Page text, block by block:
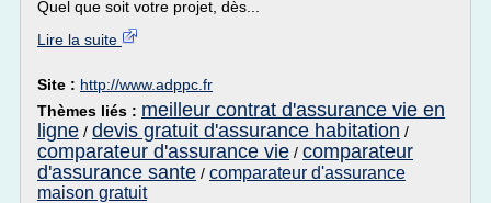
Quel que soit votre projet, dès...
Lire la suite
Site : http://www.adppc.fr
Thèmes liés : meilleur contrat d'assurance vie en
ligne / devis gratuit d'assurance habitation /
comparateur d'assurance vie / comparateur
d'assurance sante / comparateur d'assurance
maison gratuit